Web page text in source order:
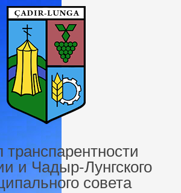
транспарентности
и Чадыр-Лунгского
совета